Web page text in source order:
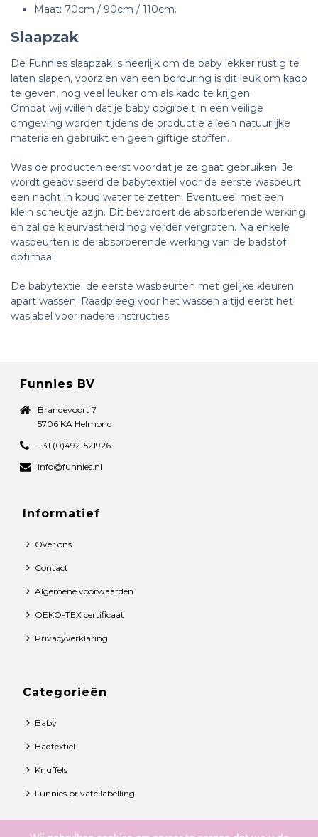
Maat: 70cm / 90cm / 110cm.
Slaapzak
De Funnies slaapzak is heerlijk om de baby lekker rustig te
laten slapen, voorzien van een borduring is dit leuk om kado
te geven, nog veel leuker om als kado te krijgen.
Omdat wij willen dat je baby opgroeit in een veilige
omgeving worden tijdens de productie alleen natuurlijke
materialen gebruikt en geen giftige stoffen.
Was de producten eerst voordat je ze gaat gebruiken. Je
wordt geadviseerd de babytextiel voor de eerste wasbeurt
een nacht in koud water te zetten. Eventueel met een
klein scheutje azijn. Dit bevordert de absorberende werking
en zal de kleurvastheid nog verder vergroten. Na enkele
wasbeurten is de absorberende werking van de badstof
optimaal.
De babytextiel de eerste wasbeurten met gelijke kleuren
apart wassen. Raadpleeg voor het wassen altijd eerst het
waslabel voor nadere instructies.
Funnies BV
Brandevoort 7
5706 KA Helmond
+31 (0)492-521926
info@funnies.nl
Informatief
Over ons
Contact
Algemene voorwaarden
OEKO-TEX certificaat
Privacyverklaring
Categorieën
Baby
Badtextiel
Knuffels
Funnies private labelling